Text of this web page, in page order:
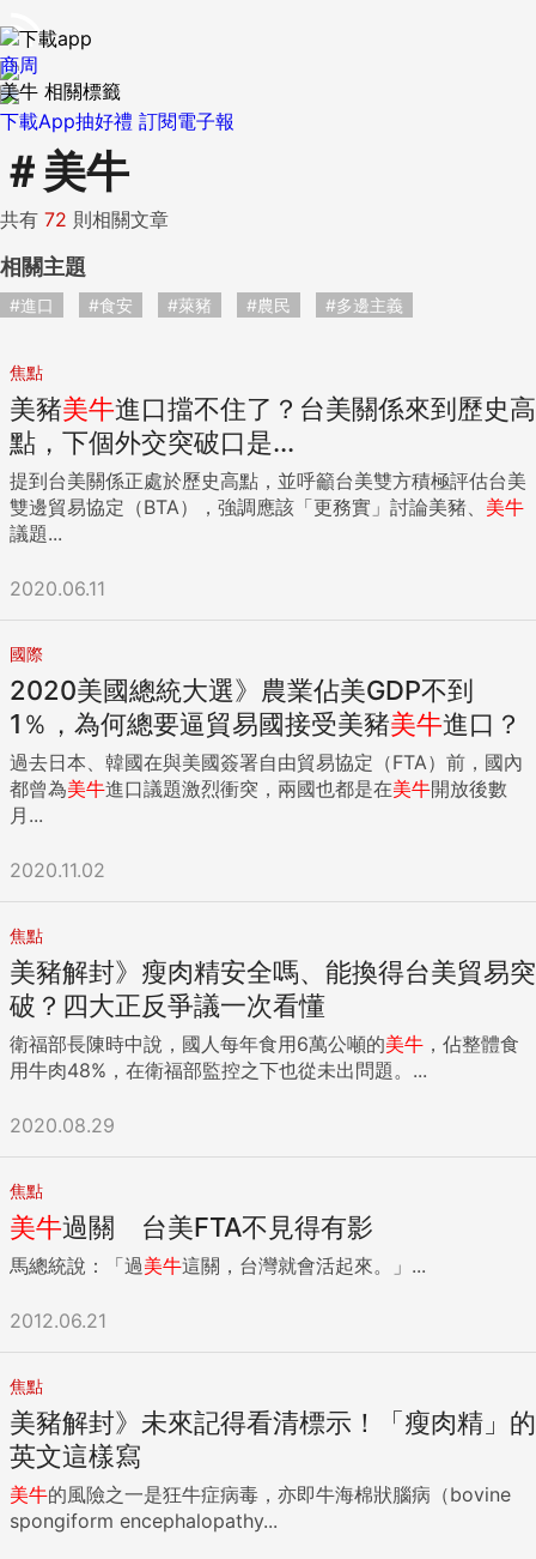
下載App抽好禮 訂閱電子報
商周
美牛 相關標籤
＃ 美牛
共有 72 則相關文章
相關主題
#進口 #食安 #萊豬 #農民 #多邊主義
焦點
美豬美牛進口擋不住了？台美關係來到歷史高
點，下個外交突破口是...
提到台美關係正處於歷史高點，並呼籲台美雙方積極評估台美
雙邊貿易協定（BTA），強調應該「更務實」討論美豬、 美牛
議題...
2020.06.11
國際
2020美國總統大選》農業佔美GDP不到
1％，為何總要逼貿易國接受美豬美牛進口？
過去日本、韓國在與美國簽署自由貿易協定（FTA）前，國內
都曾為美牛進口議題激烈衝突，兩國也都是在美牛開放後數
月...
2020.11.02
焦點
美豬解封》瘦肉精安全嗎、能換得台美貿易突
破？四大正反爭議一次看懂
衛福部長陳時中說，國人每年食用6萬公噸的美牛 ，佔整體食
用牛肉48%，在衛福部監控之下也從未出問題。...
2020.08.29
焦點
美牛過關 台美FTA不見得有影
馬總統說：「過美牛這關，台灣就會活起來。」...
2012.06.21
焦點
美豬解封》未來記得看清標示！「瘦肉精」的
英文這樣寫
美牛的風險之一是狂牛症病毒，亦即牛海棉狀腦病（bovine
spongiform encephalopathy...